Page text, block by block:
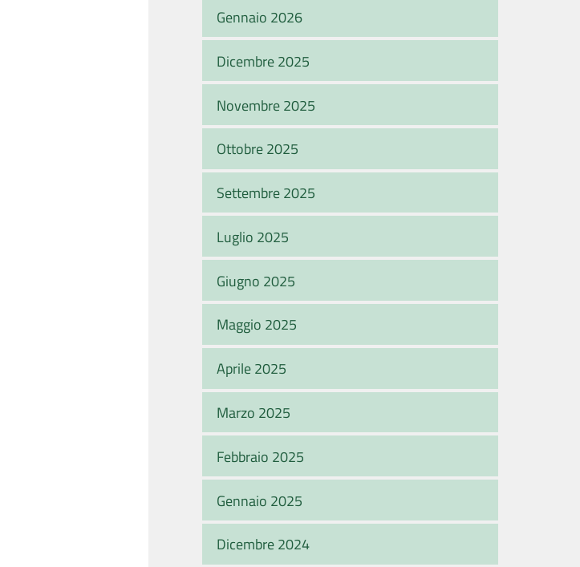
Gennaio 2026
Dicembre 2025
Novembre 2025
Ottobre 2025
Settembre 2025
Luglio 2025
Giugno 2025
Maggio 2025
Aprile 2025
Marzo 2025
Febbraio 2025
Gennaio 2025
Dicembre 2024